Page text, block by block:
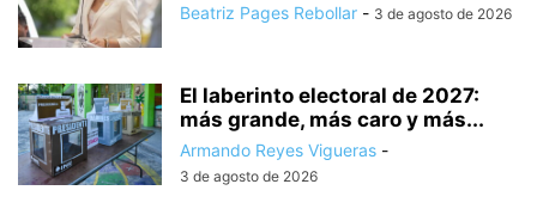
Beatriz Pages Rebollar - 3 de agosto de 2026
El laberinto electoral de 2027:
más grande, más caro y más...
Armando Reyes Vigueras -
3 de agosto de 2026